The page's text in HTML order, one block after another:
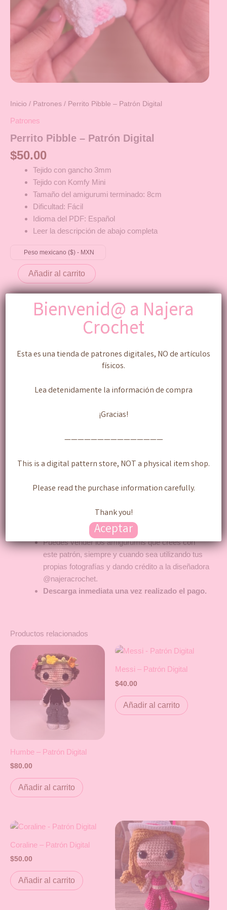
Inicio / Patrones / Perrito Pibble – Patrón Digital
Patrones
Perrito Pibble – Patrón Digital
$50.00
Tejido con gancho 3mm
Tejido con Komfy Mini
Tamaño del amigurumi terminado: 8cm
Dificultad: Fácil
Idioma del PDF: Español
Leer la descripción de abajo completa
Peso mexicano ($) - MXN
Añadir al carrito
Categoría:Patrones
realizar este personaje en versión amigurumi
ESTE ARTICULO ASI COMO SU PRECIO($$)
reembolsos/devoluciones ni cancelaciones, leer
cualquier pago.
Esta prohibido realizar traducciones de este
patrón, sin autorización de la diseñadora.
Puedes vender los amigurumis que crees con
este patrón, siempre y cuando sea utilizando tus
propias fotografías y dando crédito a la diseñadora
@najeracrochet.
Descarga inmediata una vez realizado el pago.
Productos relacionados
Humbe – Patrón Digital
$80.00
Añadir al carrito
Messi – Patrón Digital
$40.00
Añadir al carrito
Coraline – Patrón Digital
$50.00
Añadir al carrito
Bienvenid@ a Najera
Crochet
Esta es una tienda de patrones digitales, NO de artículos
físicos.
Lea detenidamente la información de compra
¡Gracias!
———————————————
This is a digital pattern store, NOT a physical item shop.
Please read the purchase information carefully.
Thank you!
Aceptar